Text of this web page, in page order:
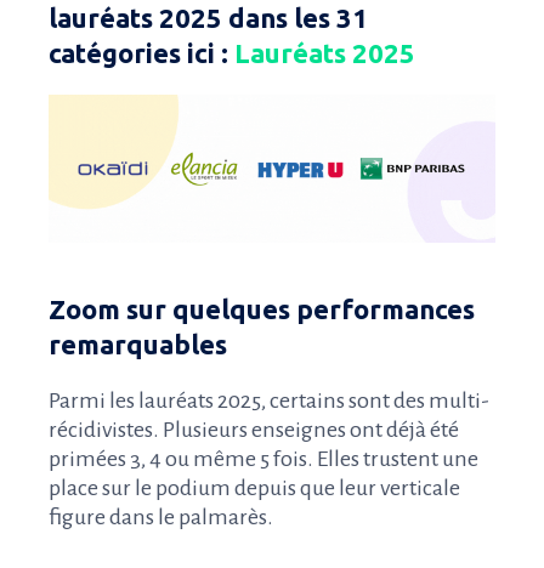
lauréats 2025 dans les 31
catégories ici : Lauréats 2025
Zoom sur quelques performances
remarquables
Parmi les lauréats 2025, certains sont des multi-
récidivistes. Plusieurs enseignes ont déjà été
primées 3, 4 ou même 5 fois. Elles trustent une
place sur le podium depuis que leur verticale
figure dans le palmarès.